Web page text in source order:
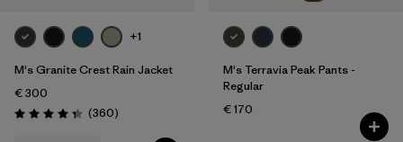
+1
M's Granite Crest Rain Jacket
€ 300
Valutazione: 4.3 / 5
(360Recensioni
)
M's Terravia Peak Pants -
Regular
€ 170